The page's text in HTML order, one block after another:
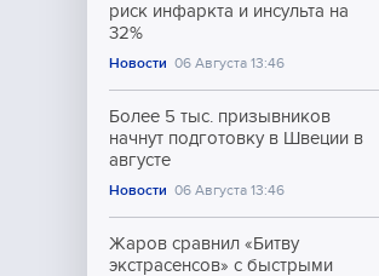
риск инфаркта и инсульта на
32%
Новости 06 Августа 13:46
Более 5 тыс. призывников
начнут подготовку в Швеции в
августе
Новости 06 Августа 13:46
Жаров сравнил «Битву
экстрасенсов» с быстрыми